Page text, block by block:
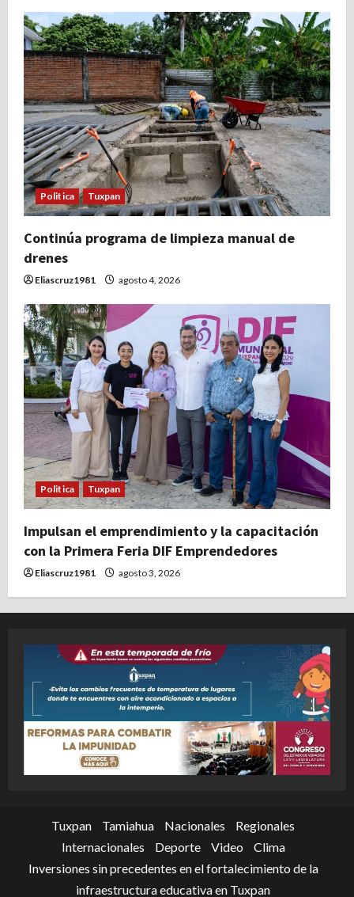
Politica Tuxpan
Continúa programa de limpieza manual de
drenes
Eliascruz1981 agosto 4, 2026
Politica Tuxpan
Impulsan el emprendimiento y la capacitación
con la Primera Feria DIF Emprendedores
Eliascruz1981 agosto 3, 2026
Tuxpan Tamiahua Nacionales
Regionales
Internacionales
Deporte Video
Clima
Inversiones sin precedentes en el fortalecimiento de la
infraestructura educativa en Tuxpan